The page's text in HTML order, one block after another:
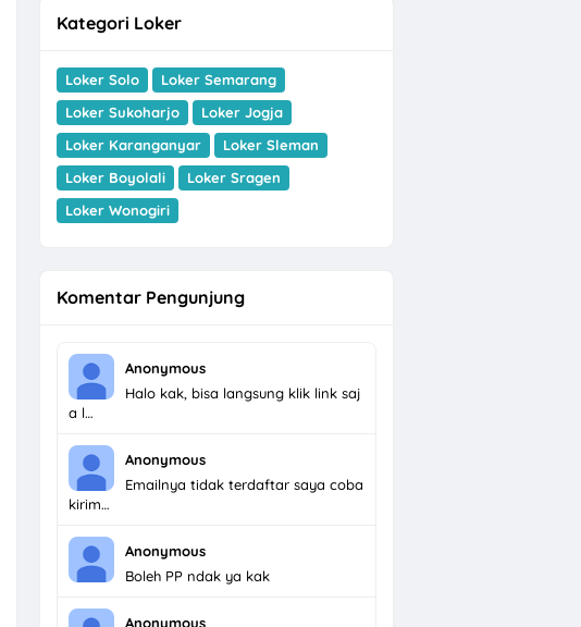
Kategori Loker
Loker Solo
Loker Semarang
Loker Sukoharjo
Loker Jogja
Loker Karanganyar
Loker Sleman
Loker Boyolali
Loker Sragen
Loker Wonogiri
Komentar Pengunjung
Anonymous
Halo kak, bisa langsung klik link saj
a l…
Anonymous
Emailnya tidak terdaftar saya coba
kirim…
Anonymous
Boleh PP ndak ya kak
Anonymous